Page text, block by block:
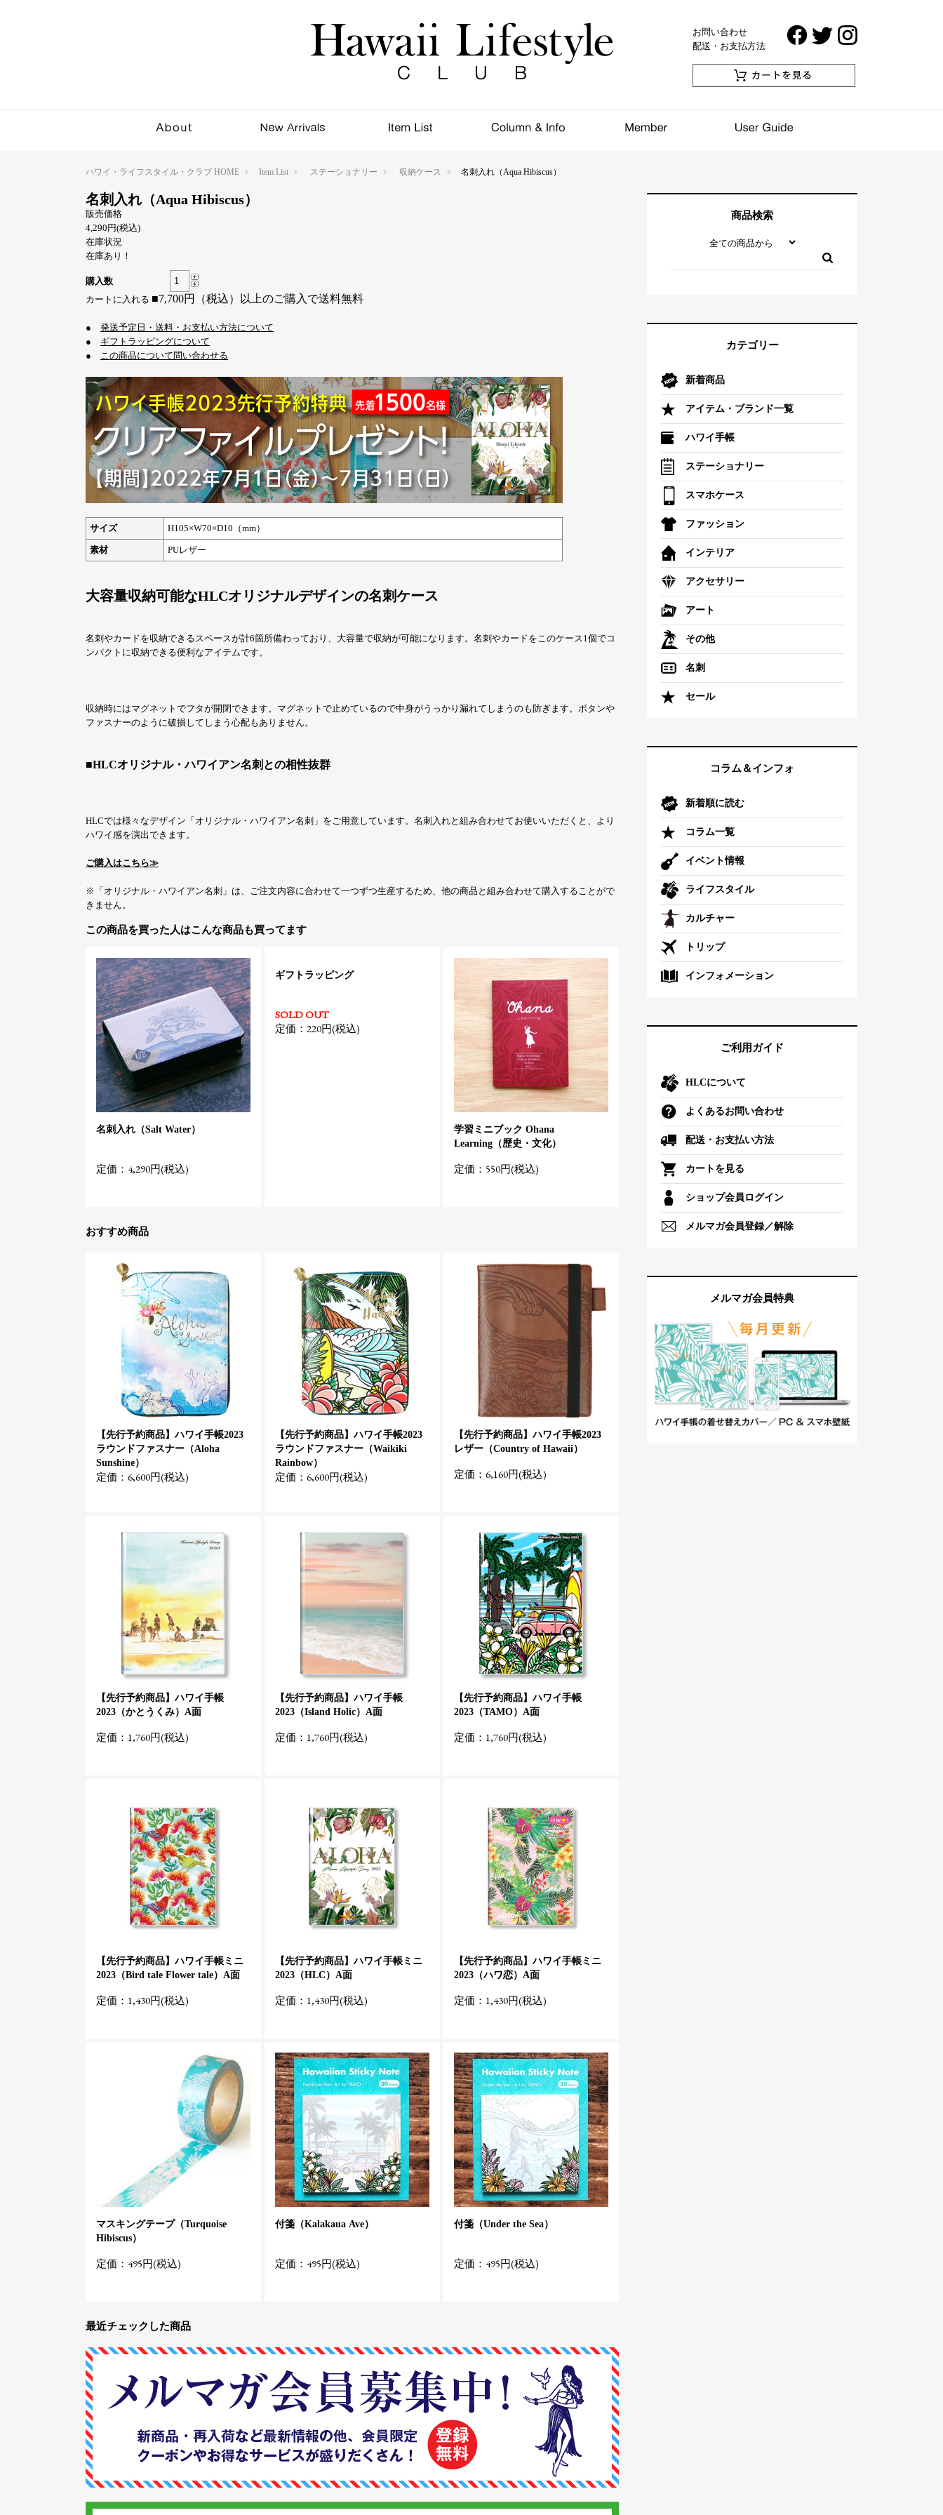
お問い合わせ
配送・お支払方法
ハワイ・ライフスタイル・クラブ HOME Item List ステーショナリー 収納ケース 名刺入れ（Aqua Hibiscus）
名刺入れ（Aqua Hibiscus）
販売価格
4,290円(税込)
在庫状況
在庫あり！
購入数
■7,700円（税込）以上のご購入で送料無料
● 発送予定日・送料・お支払い方法について
● ギフトラッピングについて
● この商品について問い合わせる
サイズ H105×W70×D10（mm）
素材 PUレザー
大容量収納可能なHLCオリジナルデザインの名刺ケース
名刺やカードを収納できるスペースが計6箇所備わっており、大容量で収納が可能になります。名刺やカードをこのケース1個でコ
ンパクトに収納できる便利なアイテムです。
収納時にはマグネットでフタが開閉できます。マグネットで止めているので中身がうっかり漏れてしまうのも防ぎます。ボタンや
ファスナーのように破損してしまう心配もありません。
■HLCオリジナル・ハワイアン名刺との相性抜群
HLCでは様々なデザイン「オリジナル・ハワイアン名刺」をご用意しています。名刺入れと組み合わせてお使いいただくと、より
ハワイ感を演出できます。
ご購入はこちら≫
※「オリジナル・ハワイアン名刺」は、ご注文内容に合わせて一つずつ生産するため、他の商品と組み合わせて購入することがで
きません。
この商品を買った人はこんな商品も買ってます
名刺入れ（Salt Water）
定価：4,290円(税込)
ギフトラッピング
SOLD OUT
定価：220円(税込)
学習ミニブック Ohana
Learning（歴史・文化）
定価：550円(税込)
おすすめ商品
【先行予約商品】ハワイ手帳2023
ラウンドファスナー（Aloha
Sunshine）
定価：6,600円(税込)
【先行予約商品】ハワイ手帳2023
ラウンドファスナー（Waikiki
Rainbow）
定価：6,600円(税込)
【先行予約商品】ハワイ手帳2023
レザー（Country of Hawaii）
定価：6,160円(税込)
【先行予約商品】ハワイ手帳
2023（かとうくみ）A面
定価：1,760円(税込)
【先行予約商品】ハワイ手帳
2023（Island Holic）A面
定価：1,760円(税込)
【先行予約商品】ハワイ手帳
2023（TAMO）A面
定価：1,760円(税込)
【先行予約商品】ハワイ手帳ミニ
2023（Bird tale Flower tale）A面
定価：1,430円(税込)
【先行予約商品】ハワイ手帳ミニ
2023（HLC）A面
定価：1,430円(税込)
【先行予約商品】ハワイ手帳ミニ
2023（ハワ恋）A面
定価：1,430円(税込)
マスキングテープ（Turquoise
Hibiscus）
定価：495円(税込)
付箋（Kalakaua Ave）
定価：495円(税込)
付箋（Under the Sea）
定価：495円(税込)
最近チェックした商品
商品検索
カテゴリー
新着商品
アイテム・ブランド一覧
ハワイ手帳
ステーショナリー
スマホケース
ファッション
インテリア
アクセサリー
アート
その他
名刺
セール
コラム＆インフォ
新着順に読む
コラム一覧
イベント情報
ライフスタイル
カルチャー
トリップ
インフォメーション
ご利用ガイド
HLCについて
よくあるお問い合わせ
配送・お支払い方法
カートを見る
ショップ会員ログイン
メルマガ会員登録／解除
メルマガ会員特典